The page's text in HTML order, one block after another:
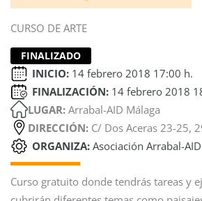
CURSO DE ARTE
FINALIZADO
INICIO: 14 febrero 2018 17:00 h.
FINALIZACIÓN: 14 febrero 2018
LUGAR: Arrabal-AID Málaga
DIRECCIÓN: C/ Dos Aceras 23-25,
ORGANIZA: Asociación Arrabal-AID
Curso gratuito donde tendrás tareas y